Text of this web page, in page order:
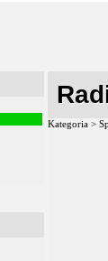
Kategoria >